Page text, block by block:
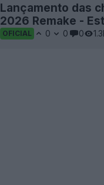
Lançamento das
2026 Remake -
OFICIAL 0 0 0